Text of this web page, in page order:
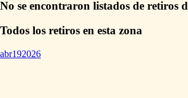
No se encontraron listados de retiros
Todos los retiros en esta zona
abr192026